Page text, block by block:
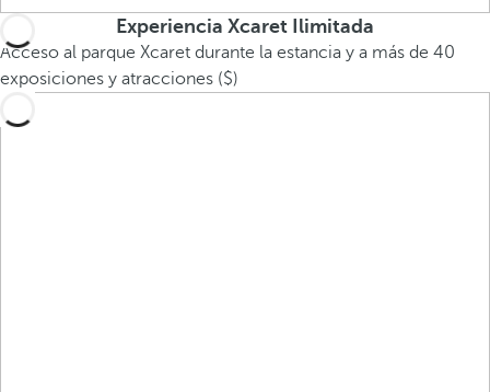
Experiencia Xcaret Ilimitada
Acceso al parque Xcaret durante la estancia y a más de 40
exposiciones y atracciones ($)